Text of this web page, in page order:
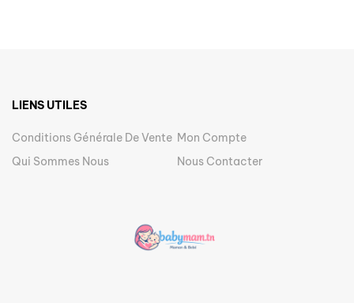
LIENS UTILES
Conditions Générale De Vente Mon Compte
Qui Sommes Nous
Nous Contacter